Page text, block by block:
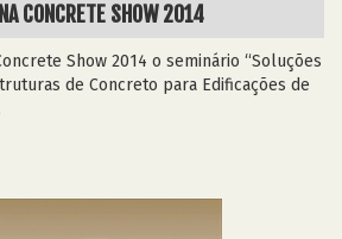
CONCRETE SHOW 2014
Show 2014 o seminário “Soluções
de Concreto para Edificações de